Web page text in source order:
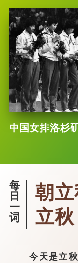
中国女排洛杉
每
日
一
词
朝
立
今天是立秋